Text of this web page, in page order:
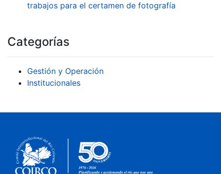
trabajos para el certamen de fotografía
Categorías
Gestión y Operación
Institucionales